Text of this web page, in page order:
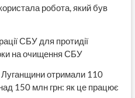
робота, який був
СБУ для протидії
на очищення СБУ
отримали 110
150 млн грн: як це працює